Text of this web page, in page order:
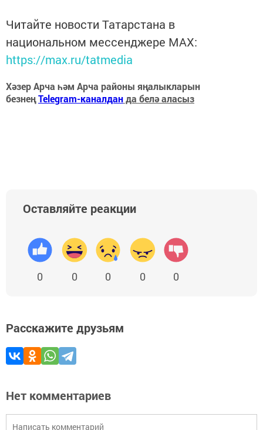
Читайте новости Татарстана в
национальном мессенджере MАХ:
https://max.ru/tatmedia
Хәзер Арча һәм Арча районы яңалыкларын
безнеңTelegram-каналданда белә аласыз
Оставляйте реакции
0 0 0 0 0
Расскажите друзьям
Нет комментариев